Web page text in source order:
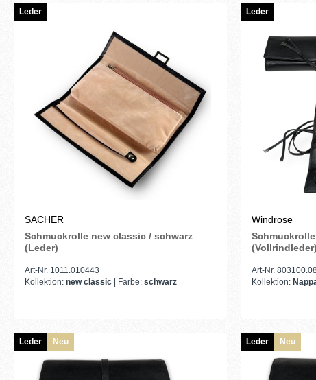
Leder
SACHER
Schmuckrolle new classic / schwarz
(Leder)
Art-Nr. 1011.010443
Kollektion: new classic | Farbe: schwarz
Leder
Windrose
(Vollrindleder)
Art-Nr.
Kollektion:
Leder Neu Leder Neu